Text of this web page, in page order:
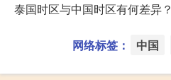
泰国时区与中国时区有何差异？
网络标签： 中国